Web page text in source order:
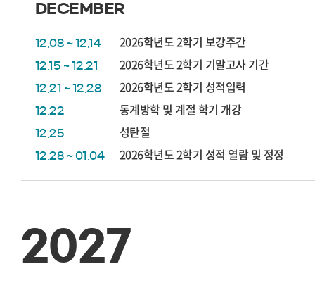
DECEMBER
12.08 ~ 12.14 2026학년도 2학기 보강주간
12.15 ~ 12.21 2026학년도 2학기 기말고사 기간
12.21 ~ 12.28 2026학년도 2학기 성적입력
12.22 동계방학 및 계절 학기 개강
12.25 성탄절
12.28 ~ 01.04 2026학년도 2학기 성적 열람 및 정정
2027